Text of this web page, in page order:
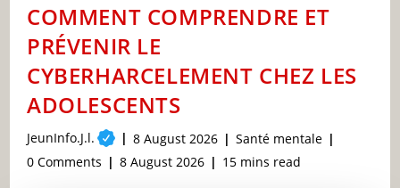
DES
COMMENT COMPRENDRE ET
PRÉVENIR LE
CYBERHARCELEMENT CHEZ LES
ADOLESCENTS
Post
author:
JeunInfo.J.l.
Post
published:
8 August 2026
Post
category:
Santé mentale
Post
0 Comments
Post
8 August 2026
Reading
15 mins read